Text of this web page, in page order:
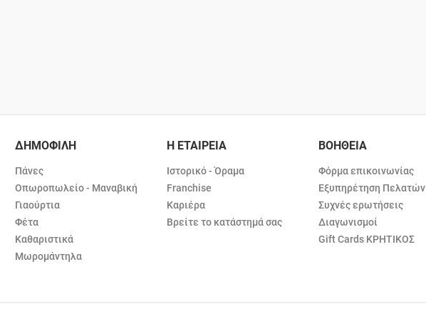
ΔΗΜΟΦΙΛΗ
Πάνες
Οπωροπωλείο - Μαναβική
Γιαούρτια
Φέτα
Καθαριστικά
Μωρομάντηλα
Η ΕΤΑΙΡΕΙΑ
Ιστορικό - Όραμα
Franchise
Καριέρα
Βρείτε το κατάστημά σας
ΒΟΗΘΕΙΑ
Φόρμα επικοινωνίας
Εξυπηρέτηση Πελατών
Συχνές ερωτήσεις
Διαγωνισμοί
Gift Cards ΚΡΗΤΙΚΟΣ